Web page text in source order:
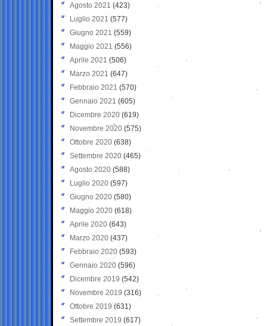
Agosto 2021 (423)
Luglio 2021 (577)
Giugno 2021(559)
Maggio 2021 (556)
Aprile 2021 (506)
Marzo 2021 (647)
Febbraio 2021 (570)
Gennaio 2021 (605)
Dicembre 2020 (619)
Novembre 2020 (575)
Ottobre 2020 (638)
Settembre 2020(465)
Agosto 2020 (588)
Luglio 2020 (597)
Giugno 2020 (580)
Maggio 2020 (618)
Aprile 2020 (643)
Marzo 2020 (437)
Febbraio 2020 (593)
Gennaio 2020 (596)
Dicembre 2019 (542)
Novembre 2019 (316)
Ottobre 2019 (631)
Settembre 2019 (617)